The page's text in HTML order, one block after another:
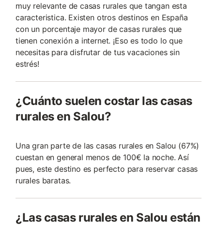
muy relevante de casas rurales que tangan esta
caracteristica. Existen otros destinos en España
con un porcentaje mayor de casas rurales que
tienen conexión a internet. ¡Eso es todo lo que
necesitas para disfrutar de tus vacaciones sin
estrés!
¿Cuánto suelen costar las casas
rurales en Salou?
Una gran parte de las casas rurales en Salou (67%)
cuestan en general menos de 100€ la noche. Así
pues, este destino es perfecto para reservar casas
rurales baratas.
¿Las casas rurales en Salou están